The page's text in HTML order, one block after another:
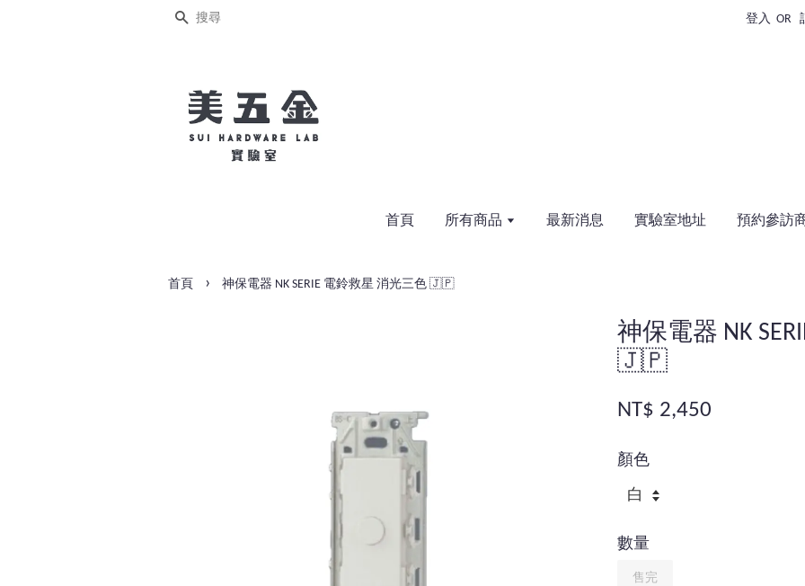
搜尋 登入 OR
首頁 所有商品 最新消息 實驗室地址 預約參訪
首頁 › 神保電器 NK SERIE 電鈴救星 消光三色 🇯🇵
神保電器 NK
🇯🇵
NT$ 2,450
顏色
數量
售完